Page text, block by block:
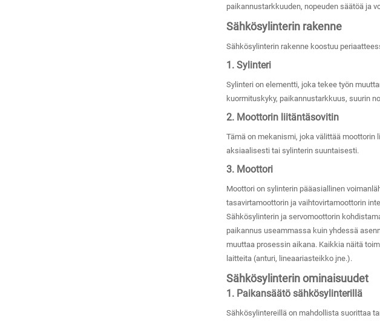
paikannustarkkuuden, nopeuden säätöä ja
Sähkösylinterin rakenne
Sähkösylinterin rakenne koostuu
1. Sylinteri
Sylinteri on elementti, joka tekee työn
kuormituskyky, paikannustarkkuus, suurin
2. Moottorin liitäntäsovitin
Tämä on mekanismi, joka välittää moottorin
aksiaalisesti tai sylinterin suuntaisesti.
3. Moottori
Moottori on sylinterin pääasiallinen
tasavirtamoottorin ja vaihtovirtamoottorin
Sähkösylinterin ja servomoottorin
paikannus useammassa kuin yhdessä
muuttaa prosessin aikana. Kaikkia näitä
laitteita (anturi, lineaariasteikko jne.).
Sähkösylinterin ominaisuudet
1. Paikansäätö sähkösylinterillä
Sähkösylintereillä on mahdollista suorittaa